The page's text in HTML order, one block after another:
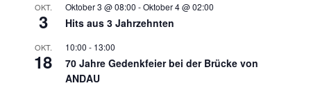
OKT.
3
Oktober 3 @ 08:00 -Oktober 4 @ 02:00
Hits aus 3 Jahrzehnten
OKT.
18
10:00 - 13:00
70 Jahre Gedenkfeier bei der Brücke von
ANDAU